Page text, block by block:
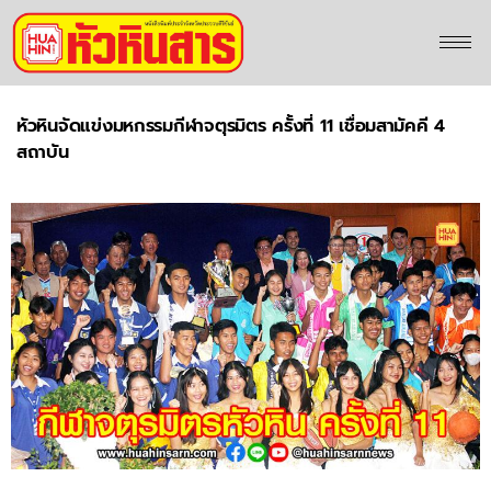
หัวหินจัดแข่งมหกรรมกีฬาจตุรมิตร ครั้งที่ 11 เชื่อมสามัคคี 4
สถาบัน